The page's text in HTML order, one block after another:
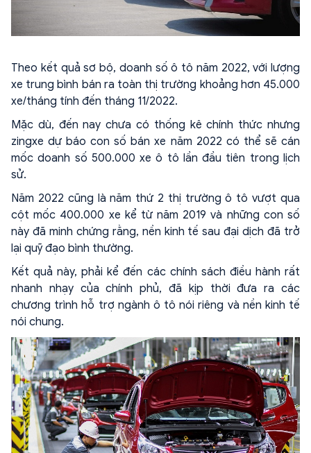
Theo kết quả sơ bộ, doanh số ô tô năm 2022, với lượng
xe trung bình bán ra toàn thị trường khoảng hơn 45.000
xe/tháng tính đến tháng 11/2022.
Mặc dù, đến nay chưa có thống kê chính thức nhưng
zingxe dự báo con số bán xe năm 2022 có thể sẽ cán
mốc doanh số 500.000 xe ô tô lần đầu tiên trong lịch
sử.
Năm 2022 cũng là năm thứ 2 thị trường ô tô vượt qua
cột mốc 400.000 xe kể từ năm 2019 và những con số
này đã minh chứng rằng, nền kinh tế sau đại dịch đã trở
lại quỹ đạo bình thường.
Kết quả này, phải kể đến các chính sách điều hành rất
nhanh nhạy của chính phủ, đã kịp thời đưa ra các
chương trình hỗ trợ ngành ô tô nói riêng và nền kinh tế
nói chung.